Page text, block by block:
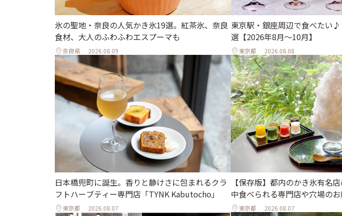
氷の聖地・奈良の人気かき氷19選。紅茶氷、奈良
食材、大人のふわふわエスプーマも
奈良県 2026.08.09
東京駅・銀座周辺で食べたい
選【2026年8月～10月】
東京都 2026.08.08
日本橋兜町に誕生。香りと静けさに包まれるクラ
フトハーブティー専門店「TYNK Kabutocho」
東京都 2026.08.07
【保存版】都内のかき氷有名
中食べられる専門店や穴場の
東京都 2026.08.07